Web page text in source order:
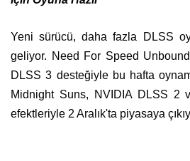
Yeni sürücü, daha fazla DLSS
geliyor. Need For Speed
DLSS 3 desteğiyle bu hafta
Midnight Suns, NVIDIA DLSS 2
efektleriyle 2 Aralık'ta piyasaya